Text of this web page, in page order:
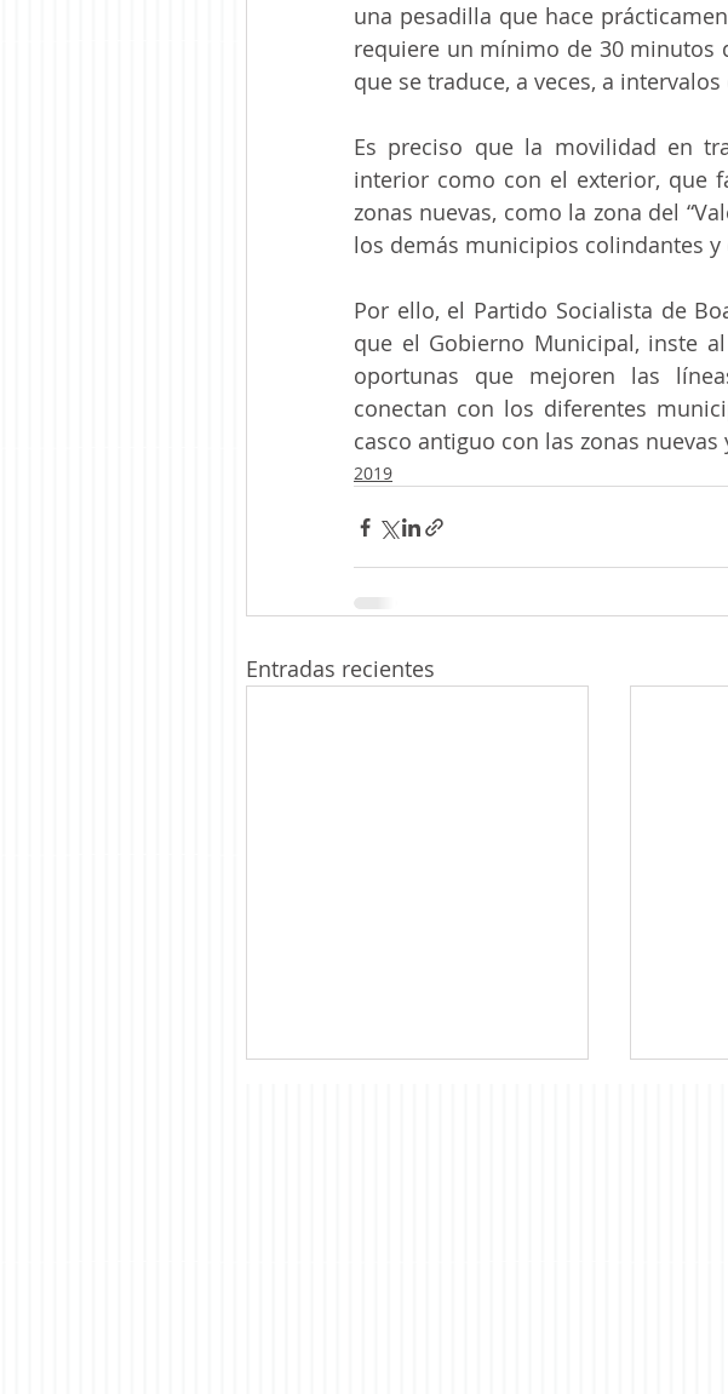
una pesadilla que hace
requiere un mínimo de 30 minutos
que se traduce, a veces, a
Es preciso que la movilidad en
interior como con el exterior, que
zonas nuevas, como la zona del
los demás municipios colindantes
Por ello, el Partido Socialista de
que el Gobierno Municipal, inste
oportunas que mejoren las
conectan con los diferentes
casco antiguo con las zonas nuevas
2019
Entradas recientes
una